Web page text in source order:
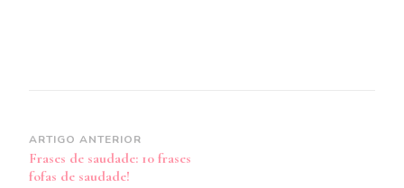
Navegação
de
ARTIGO ANTERIOR
Frases de saudade: 10 frases
fofas de saudade!